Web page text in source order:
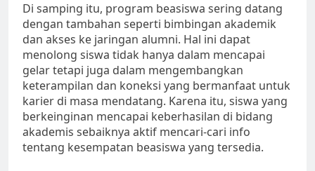
Di samping itu, program beasiswa sering datang
dengan tambahan seperti bimbingan akademik
dan akses ke jaringan alumni. Hal ini dapat
menolong siswa tidak hanya dalam mencapai
gelar tetapi juga dalam mengembangkan
keterampilan dan koneksi yang bermanfaat untuk
karier di masa mendatang. Karena itu, siswa yang
berkeinginan mencapai keberhasilan di bidang
akademis sebaiknya aktif mencari-cari info
tentang kesempatan beasiswa yang tersedia.